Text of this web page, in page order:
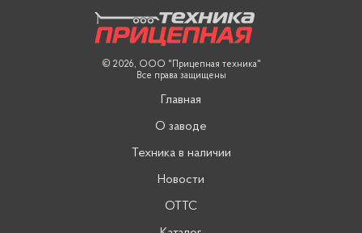
© 2026, ООО "Прицепная техника"
Все права защищены
Главная
О заводе
Техника в наличии
Новости
ОТТС